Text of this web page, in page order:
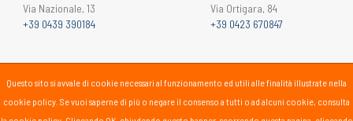
Via Nazionale, 13
+39 0439 390184
Via Ortigara, 84
+39 0423 670847
Questo sito si avvale di cookie necessari al funzionamento ed utili alle finalità illustrate nella
cookie policy. Se vuoi saperne di più o negare il consenso a tutti o ad alcuni cookie, consulta